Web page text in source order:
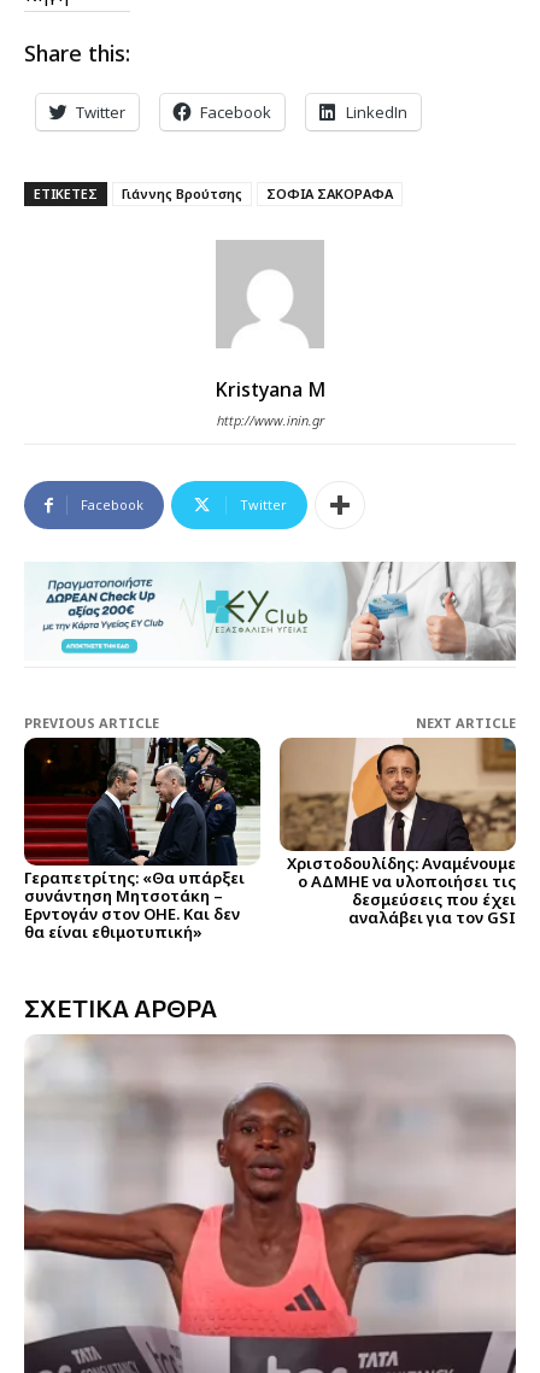
Share this:
Twitter Facebook LinkedIn
ΕΤΙΚΕΤΕΣ Γιάννης Βρούτσης ΣΟΦΙΑ ΣΑΚΟΡΑΦΑ
Kristyana M
http://www.inin.gr
Facebook Twitter
PREVIOUS ARTICLE
Γεραπετρίτης: «Θα υπάρξει
συνάντηση Μητσοτάκη –
Ερντογάν στον ΟΗΕ. Και δεν
θα είναι εθιμοτυπική»
NEXT ARTICLE
Χριστοδουλίδης: Αναμένουμε
ο ΑΔΜΗΕ να υλοποιήσει τις
δεσμεύσεις που έχει
αναλάβει για τον GSI
ΣΧΕΤΙΚΑ ΑΡΘΡΑ